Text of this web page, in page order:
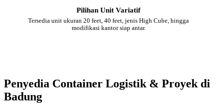
Pilihan Unit Variatif
Tersedia unit ukuran 20 feet, 40 feet, jenis High Cube, hingga
modifikasi kantor siap antar.
Penyedia Container Logistik & Proyek di
Badung